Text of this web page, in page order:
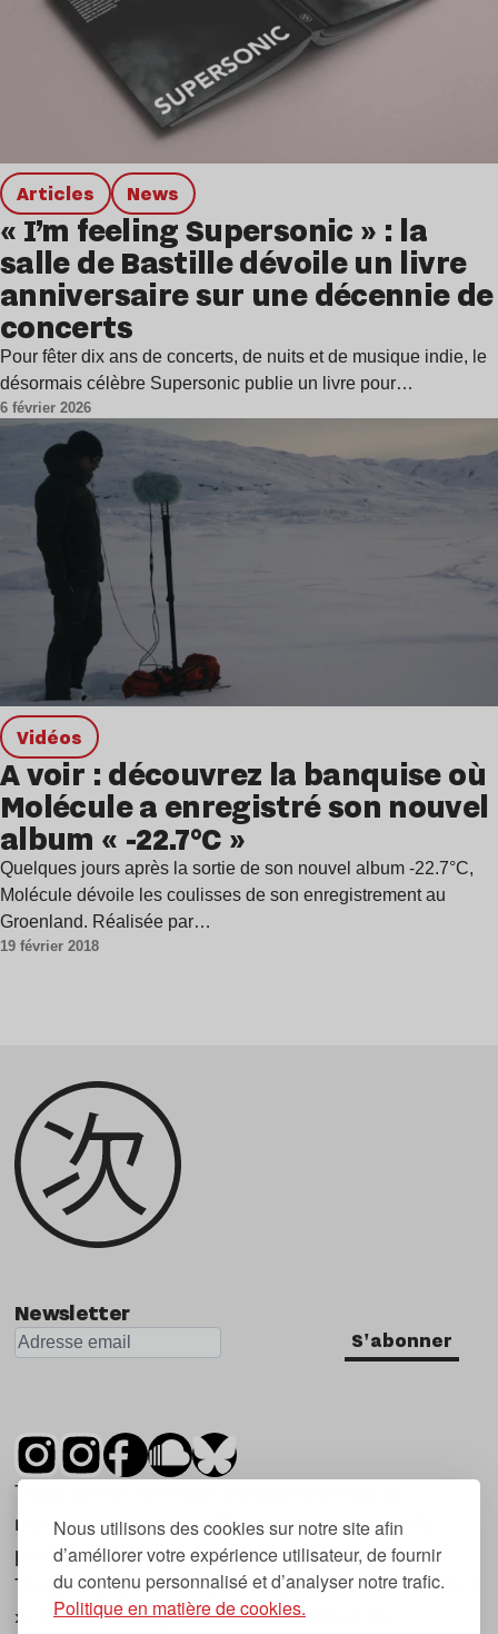
Nous utilisons des cookies sur notre site afin
d’améliorer votre expérience utilisateur, de fournir
du contenu personnalisé et d’analyser notre trafic.
Politique en matière de cookies.
Articles news
« I’m feeling Supersonic » : la
salle de Bastille dévoile un livre
anniversaire sur une décennie de
concerts
Pour fêter dix ans de concerts, de nuits et de musique indie, le
désormais célèbre Supersonic publie un livre pour…
6 février 2026
Vidéos
A voir : découvrez la banquise où
Molécule a enregistré son nouvel
album « -22.7°C »
Quelques jours après la sortie de son nouvel album -22.7°C,
Molécule dévoile les coulisses de son enregistrement au
Groenland. Réalisée par…
19 février 2018
Newsletter
S'abonner
Tsugi est un mensuel indépendant sur la
musique et les nouvelles tendances, dont la
première parution date de 2007.
Tsugi en japonais signifie « prochain », « suivant
», ce qui correspond à la thématique du